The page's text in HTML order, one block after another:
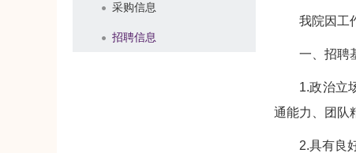
采购信息
招聘信息
我院因工
一、招聘
1.政治立
通能力、团队
2.具有良